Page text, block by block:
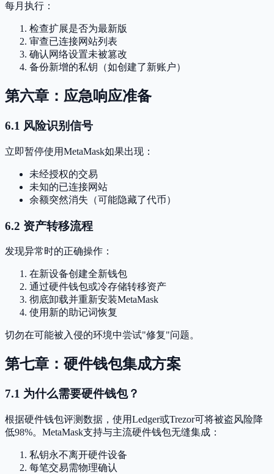
每月执行：
检查扩展是否为最新版
审查已连接网站列表
确认网络设置未被篡改
备份新增的私钥（如创建了新账户）
第六章：应急响应准备
6.1 风险识别信号
立即暂停使用MetaMask如果出现：
未经授权的交易
未知的已连接网站
余额突然消失（可能隐藏了代币）
6.2 资产转移流程
发现异常时的正确操作：
在新设备创建全新钱包
通过硬件钱包或冷存储转移资产
彻底卸载并重新安装MetaMask
使用新的助记词恢复
切勿在可能被入侵的环境中尝试"修复"问题。
第七章：硬件钱包集成方案
7.1 为什么需要硬件钱包？
根据硬件钱包评测数据，使用Ledger或Trezor可将被盗风险降
低98%。MetaMask支持与主流硬件钱包无缝集成：
私钥永不离开硬件设备
每笔交易需物理确认